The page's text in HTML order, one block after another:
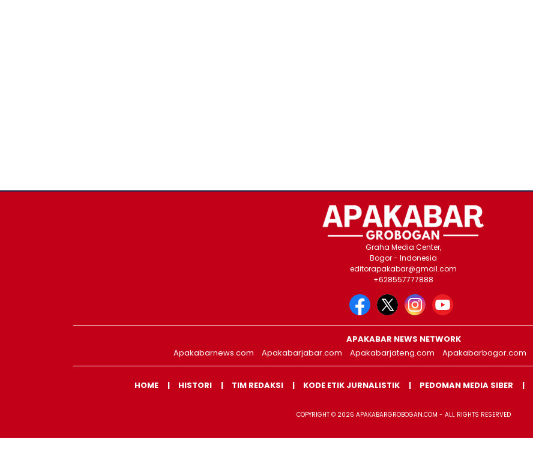
Graha Media Center,
Bogor - Indonesia
editorapakabar@gmail.com
+628557777888
APAKABAR NEWS NETWORK
Apakabarnews.com
Apakabarjabar.com Apakabarjateng.com Apakabarbogor.com
HOME HISTORI TIM REDAKSI KODE ETIK JURNALISTIK PEDOMAN MEDIA SIBER
COPYRIGHT © 2026 APAKABARGROBOGAN.COM - ALL RIGHTS RESERVED